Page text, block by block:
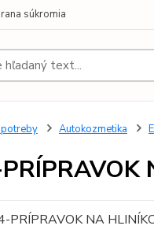
súkromia
Autokozmetika